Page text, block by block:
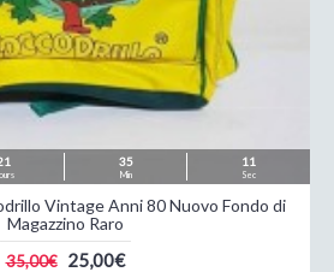
35
Min
09
Sec
Vintage Anni 80 Nuovo Fondo di
Magazzino Raro
35,00€ 25,00€